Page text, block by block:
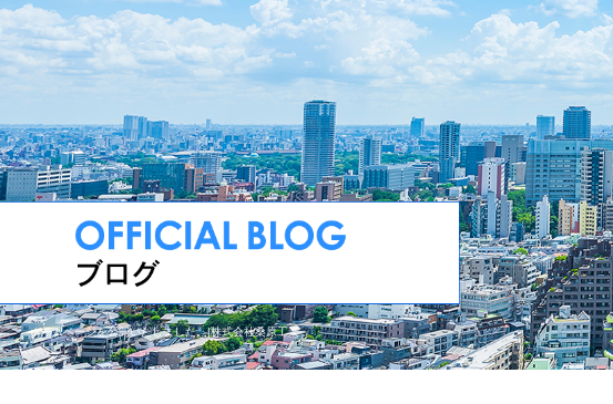
ホームページを公開いたしました。|株式会社桑原工業